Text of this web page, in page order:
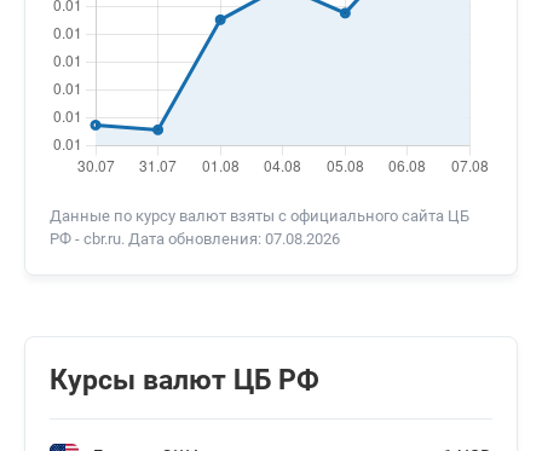
Данные по курсу валют взяты с официального сайта ЦБ
РФ - cbr.ru. Дата обновления: 07.08.2026
Курсы валют ЦБ РФ